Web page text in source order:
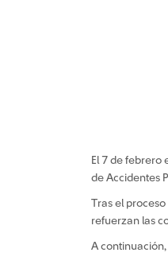
El 7 de febrero
de Accidentes
Tras el
refuerzan las
A